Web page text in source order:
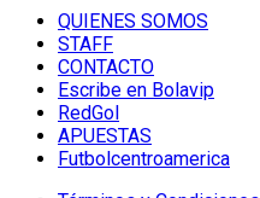
QUIENES SOMOS
STAFF
CONTACTO
Escribe en Bolavip
RedGol
APUESTAS
Futbolcentroamerica